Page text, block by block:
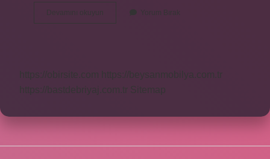
Devamını okuyun
Neyin
Yorum Bırak
https://obirsite.com
https://beysanmobilya.com.tr
https://bastdebriyaj.com.tr Sitemap